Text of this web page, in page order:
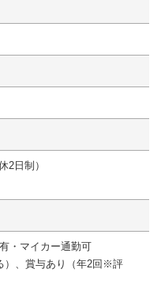
2日制）
・マイカー通勤可
）、賞与あり（年2回※評